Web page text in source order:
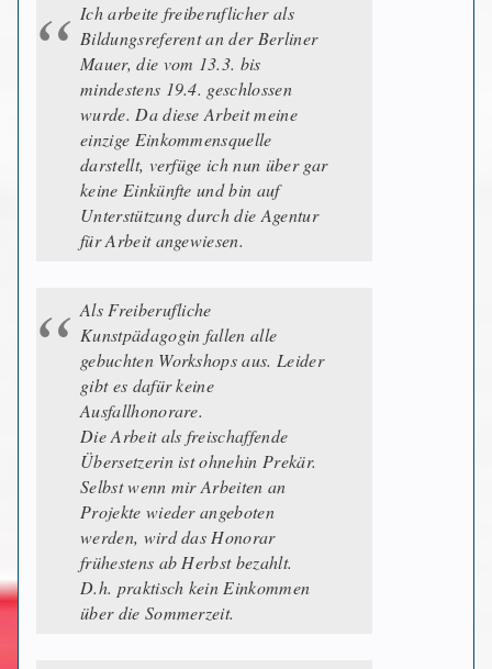
Ich arbeite freiberuflicher als
Bildungsreferent an der Berliner
Mauer, die vom 13.3. bis
mindestens 19.4. geschlossen
wurde. Da diese Arbeit meine
einzige Einkommensquelle
darstellt, verfüge ich nun über gar
keine Einkünfte und bin auf
Unterstützung durch die Agentur
für Arbeit angewiesen.
Als Freiberufliche
Kunstpädagogin fallen alle
gebuchten Workshops aus. Leider
gibt es dafür keine
Ausfallhonorare.
Die Arbeit als freischaffende
Übersetzerin ist ohnehin Prekär.
Selbst wenn mir Arbeiten an
Projekte wieder angeboten
werden, wird das Honorar
frühestens ab Herbst bezahlt.
D.h. praktisch kein Einkommen
über die Sommerzeit.